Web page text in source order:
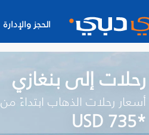
الحجز والإدارة
رحلات إلى بنغازي
أسعار رحلات الذهاب ابتداءً من
*USD 735